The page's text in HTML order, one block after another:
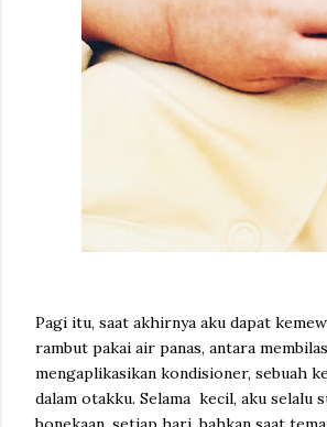
Pagi itu, saat akhirnya aku dapat
rambut pakai air panas, antara
mengaplikasikan kondisioner, sebuah
dalam otakku. Selama kecil, aku selalu